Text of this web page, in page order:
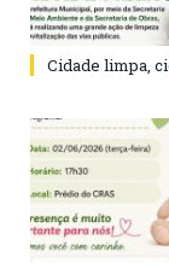
Cidade limpa,